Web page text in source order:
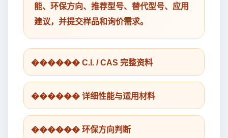
能、环保方向、推荐型号、替代型号、应用
建议，并提交样品和询价需求。
������ C.I. / CAS 完整资料
������ 详细性能与适用材料
������ 环保方向判断